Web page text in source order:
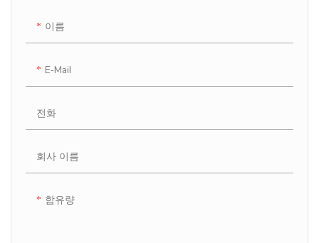
이름
E-Mail
전화
회사 이름
함유량